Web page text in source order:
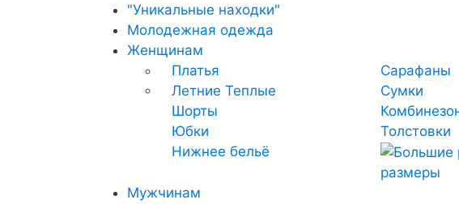
"Уникальные находки"
Молодежная одежда
Женщинам
Платья
Летние Теплые
Сарафаны
Сумки
Шорты
Юбки
Толстовки
Нижнее бельё
размеры
Мужчинам